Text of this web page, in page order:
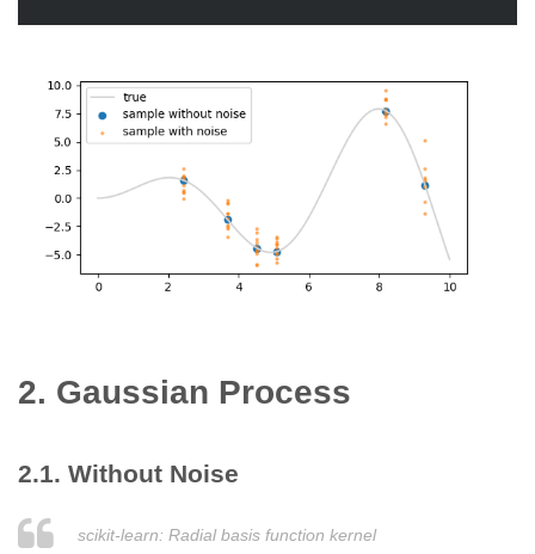
2. Gaussian Process
2.1. Without Noise
scikit-learn: Radial basis function kernel